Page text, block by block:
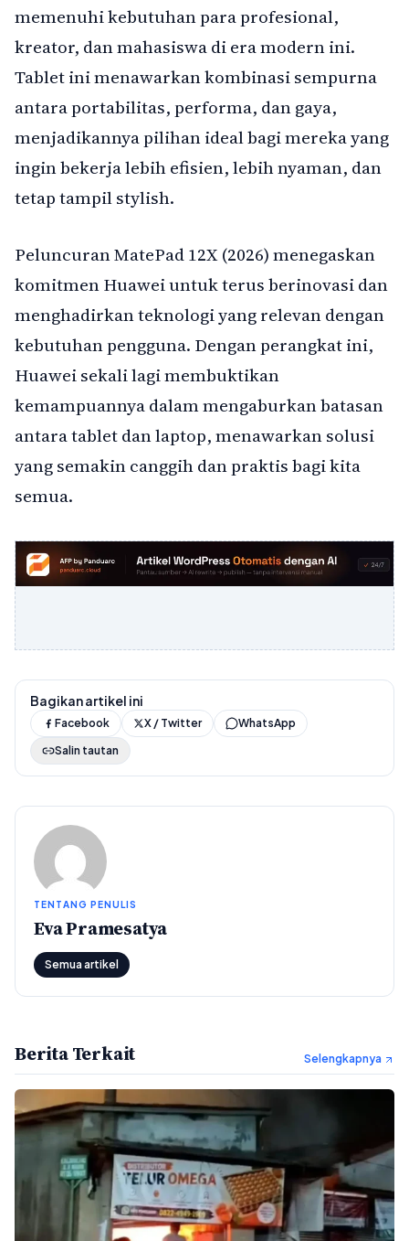
memenuhi kebutuhan para profesional,
kreator, dan mahasiswa di era modern ini.
Tablet ini menawarkan kombinasi sempurna
antara portabilitas, performa, dan gaya,
menjadikannya pilihan ideal bagi mereka yang
ingin bekerja lebih efisien, lebih nyaman, dan
tetap tampil stylish.
Peluncuran MatePad 12X (2026) menegaskan
komitmen Huawei untuk terus berinovasi dan
menghadirkan teknologi yang relevan dengan
kebutuhan pengguna. Dengan perangkat ini,
Huawei sekali lagi membuktikan
kemampuannya dalam mengaburkan batasan
antara tablet dan laptop, menawarkan solusi
yang semakin canggih dan praktis bagi kita
semua.
Bagikan artikel ini
Facebook X / Twitter
WhatsApp
Salin tautan
TENTANG PENULIS
Eva Pramesatya
Semua artikel
Berita Terkait Selengkapnya